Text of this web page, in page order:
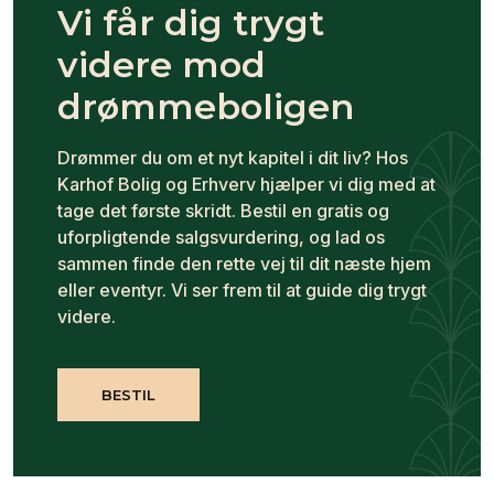
Vi får dig trygt
videre mod
drømmeboligen
Drømmer du om et nyt kapitel i dit liv? Hos
Karhof Bolig og Erhverv hjælper vi dig med at
tage det første skridt. Bestil en gratis og
uforpligtende salgsvurdering, og lad os
sammen finde den rette vej til dit næste hjem
eller eventyr. Vi ser frem til at guide dig trygt
videre.
BESTIL